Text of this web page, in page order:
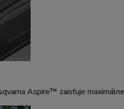
Aspire™ zaisťuje